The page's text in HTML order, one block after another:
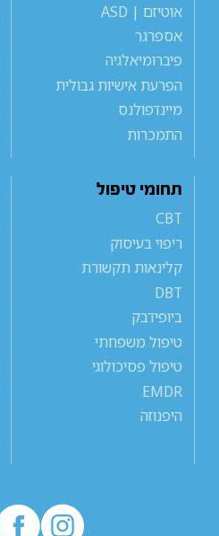
אוטיזם | ASD
אספרגר
פיברומיאלגיה
הפרעת אישיות גבולית
מיינדפולנס
התמכרות
תחומי טיפול
CBT
ריפוי בעיסוק
קלינאות תקשורת
DBT
ביופידבק
טיפול משפחתי
טיפול פסיכולוגי
EMDR
היפנוזה